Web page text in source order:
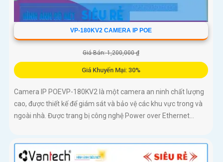
VP-180KV2 CAMERA IP POE
Giá Bán: 1,200,000 ₫
Giá Khuyến Mại: 30%
Camera IP POEVP-180KV2 là một camera an ninh chất lượng
cao, được thiết kế để giám sát và bảo vệ các khu vực trong và
ngoài nhà. Được trang bị công nghệ Power over Ethernet...